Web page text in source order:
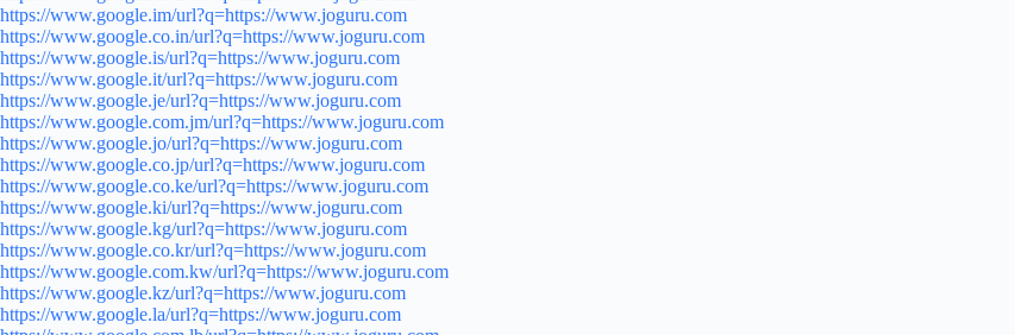
https://www.google.im/url?q=https://www.joguru.com
https://www.google.co.in/url?q=https://www.joguru.com
https://www.google.is/url?q=https://www.joguru.com
https://www.google.it/url?q=https://www.joguru.com
https://www.google.je/url?q=https://www.joguru.com
https://www.google.com.jm/url?q=https://www.joguru.com
https://www.google.jo/url?q=https://www.joguru.com
https://www.google.co.jp/url?q=https://www.joguru.com
https://www.google.co.ke/url?q=https://www.joguru.com
https://www.google.ki/url?q=https://www.joguru.com
https://www.google.kg/url?q=https://www.joguru.com
https://www.google.co.kr/url?q=https://www.joguru.com
https://www.google.com.kw/url?q=https://www.joguru.com
https://www.google.kz/url?q=https://www.joguru.com
https://www.google.la/url?q=https://www.joguru.com